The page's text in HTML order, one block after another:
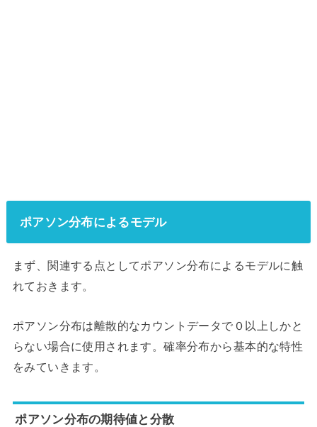
ポアソン分布によるモデル
まず、関連する点としてポアソン分布によるモデルに触
れておきます。
ポアソン分布は離散的なカウントデータで０以上しかと
らない場合に使用されます。確率分布から基本的な特性
をみていきます。
ポアソン分布の期待値と分散